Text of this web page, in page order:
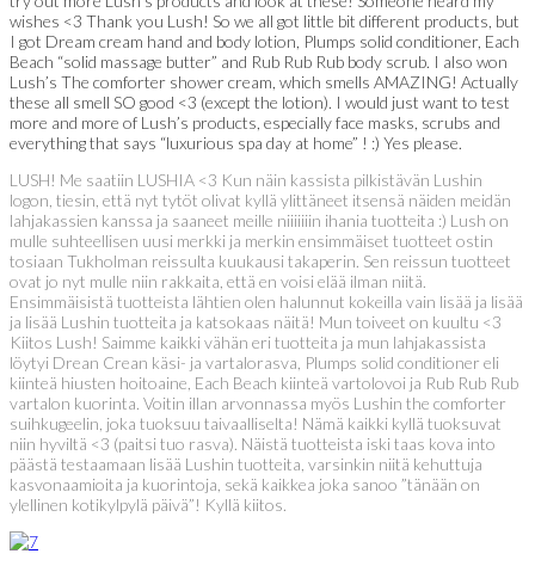
wishes <3 Thank you Lush! So we all got little bit different products, but
I got Dream cream hand and body lotion, Plumps solid conditioner, Each
Beach “solid massage butter” and Rub Rub Rub body scrub. I also won
Lush’s The comforter shower cream, which smells AMAZING! Actually
these all smell SO good <3 (except the lotion). I would just want to test
more and more of Lush’s products, especially face masks, scrubs and
everything that says “luxurious spa day at home” ! :) Yes please.
LUSH! Me saatiin LUSHIA <3 Kun näin kassista pilkistävän Lushin
logon, tiesin, että nyt tytöt olivat kyllä ylittäneet itsensä näiden meidän
lahjakassien kanssa ja saaneet meille niiiiiiin ihania tuotteita :) Lush on
mulle suhteellisen uusi merkki ja merkin ensimmäiset tuotteet ostin
tosiaan Tukholman reissulta kuukausi takaperin. Sen reissun tuotteet
ovat jo nyt mulle niin rakkaita, että en voisi elää ilman niitä.
Ensimmäisistä tuotteista lähtien olen halunnut kokeilla vain lisää ja lisää
ja lisää Lushin tuotteita ja katsokaas näitä! Mun toiveet on kuultu <3
Kiitos Lush! Saimme kaikki vähän eri tuotteita ja mun lahjakassista
löytyi Drean Crean käsi- ja vartalorasva, Plumps solid conditioner eli
kiinteä hiusten hoitoaine, Each Beach kiinteä vartolovoi ja Rub Rub Rub
vartalon kuorinta. Voitin illan arvonnassa myös Lushin the comforter
suihkugeelin, joka tuoksuu taivaalliselta! Nämä kaikki kyllä tuoksuvat
niin hyviltä <3 (paitsi tuo rasva). Näistä tuotteista iski taas kova into
päästä testaamaan lisää Lushin tuotteita, varsinkin niitä kehuttuja
kasvonaamioita ja kuorintoja, sekä kaikkea joka sanoo ”tänään on
ylellinen kotikylpylä päivä”! Kyllä kiitos.